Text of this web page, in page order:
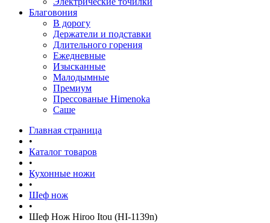
Благовония
В дорогу
Держатели и подставки
Длительного горения
Ежедневные
Изысканные
Малодымные
Премиум
Прессованые Himenoka
Саше
Главная страница
•
Каталог товаров
•
Кухонные ножи
•
Шеф нож
•
Шеф Нож Hiroo Itou (HI-1139n)